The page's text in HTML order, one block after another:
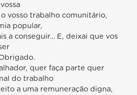
vosso trabalho comunitário,
popular,
a conseguir… E, deixai que vos
quer faça parte quer
do trabalho
a uma remuneração digna,